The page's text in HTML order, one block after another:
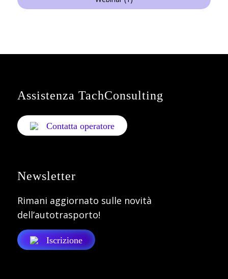
Assistenza TachConsulting
Contatta operatore
Newsletter
Rimani aggiornato sulle novità
dell’autotrasporto!
Iscrizione